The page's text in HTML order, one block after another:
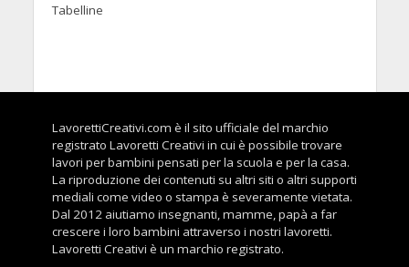
Tabelline
LavorettiCreativi.com è il sito ufficiale del marchio
registrato Lavoretti Creativi in cui è possibile trovare
lavori per bambini pensati per la scuola e per la casa.
La riproduzione dei contenuti su altri siti o altri supporti
mediali come video o stampa è severamente vietata.
Dal 2012 aiutiamo insegnanti, mamme, papà a far
crescere i loro bambini attraverso i nostri lavoretti.
Lavoretti Creativi è un marchio registrato.